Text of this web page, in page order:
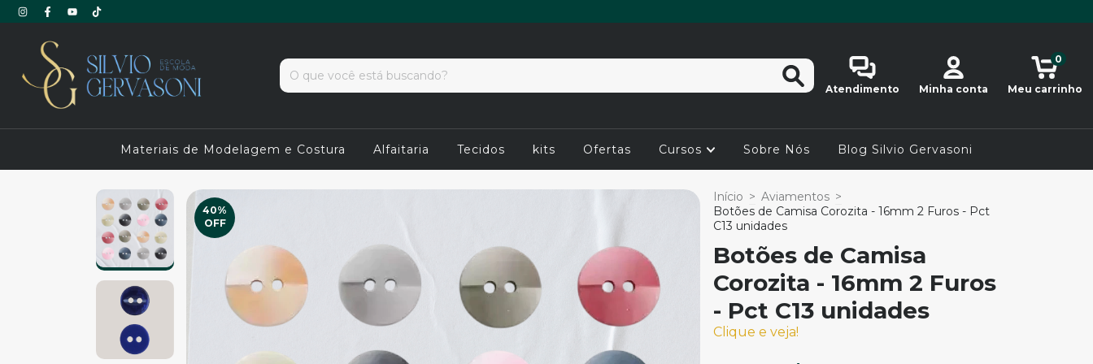
Atendimento Minha conta Meu carrinho
0
Materiais de Modelagem e Costura Alfaitaria Tecidos kits Ofertas Cursos Sobre Nós Blog Silvio Gervasoni
40%
OFF
Início > Aviamentos >
Botões de Camisa Corozita - 16mm 2 Furos - Pct
C13 unidades
Botões de Camisa
Corozita - 16mm 2 Furos
- Pct C13 unidades
Clique e veja!